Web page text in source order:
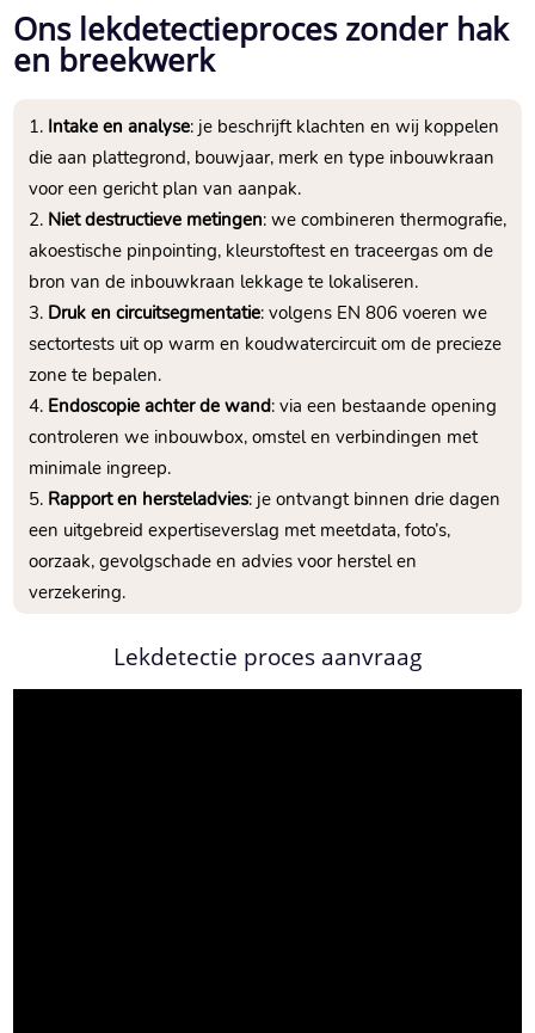
Ons lekdetectieproces zonder hak
en breekwerk
Intake en analyse: je beschrijft klachten en wij koppelen
die aan plattegrond, bouwjaar, merk en type inbouwkraan
voor een gericht plan van aanpak.
Niet destructieve metingen: we combineren thermografie,
akoestische pinpointing, kleurstoftest en traceergas om de
bron van de inbouwkraan lekkage te lokaliseren.
Druk en circuitsegmentatie: volgens EN 806 voeren we
sectortests uit op warm en koudwatercircuit om de precieze
zone te bepalen.
Endoscopie achter de wand: via een bestaande opening
controleren we inbouwbox, omstel en verbindingen met
minimale ingreep.
Rapport en hersteladvies: je ontvangt binnen drie dagen
een uitgebreid expertiseverslag met meetdata, foto’s,
oorzaak, gevolgschade en advies voor herstel en
verzekering.
Lekdetectie proces aanvraag